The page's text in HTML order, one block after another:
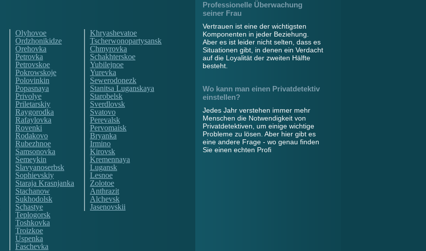
Olyhovoe
Ordzhonikidze
Orehovka
Petrovka
Petrovskoe
Pokrowskoje
Polovinkin
Popasnaya
Privolye
Priletarskiy
Raygorodka
Rafaylovka
Rovenki
Rodakovo
Rubezhnoe
Samsonovka
Semeykin
Slavyanoserbsk
Sophievskiy
Staraja Krasnjanka
Stachanow
Sukhodolsk
Schastye
Teplogorsk
Toshkovka
Troizkoe
Uspenka
Faschevka
Khryashevatoe
Tscherwonopartysansk
Chmyrovka
Schakhterskoe
Yubilejnoe
Yurevka
Sewerodonezk
Stanitsa Luganskaya
Starobelsk
Sverdlovsk
Svatovo
Perevalsk
Pervomaisk
Bryanka
Irmino
Kirovsk
Kremennaya
Lugansk
Lesnoe
Zolotoe
Anthrazit
Alchevsk
Jasenovskii
Professionelle Überwachung
seiner Frau
Vertrauen ist eine der wichtigsten
Komponenten in jeder Beziehung.
Aber es ist leider nicht selten, dass es
Situationen gibt, in denen ein Verdacht
auf die Loyalität der zweiten Hälfte
besteht.
Wo kann man einen Privatdetektiv
einstellen?
Jedes Jahr verstehen immer mehr
Menschen die Notwendigkeit von
Privatdetektiven, um einige wichtige
Probleme zu lösen. Aber hier gibt es
eine andere Frage - wo genau finden
Sie einen echten Profi